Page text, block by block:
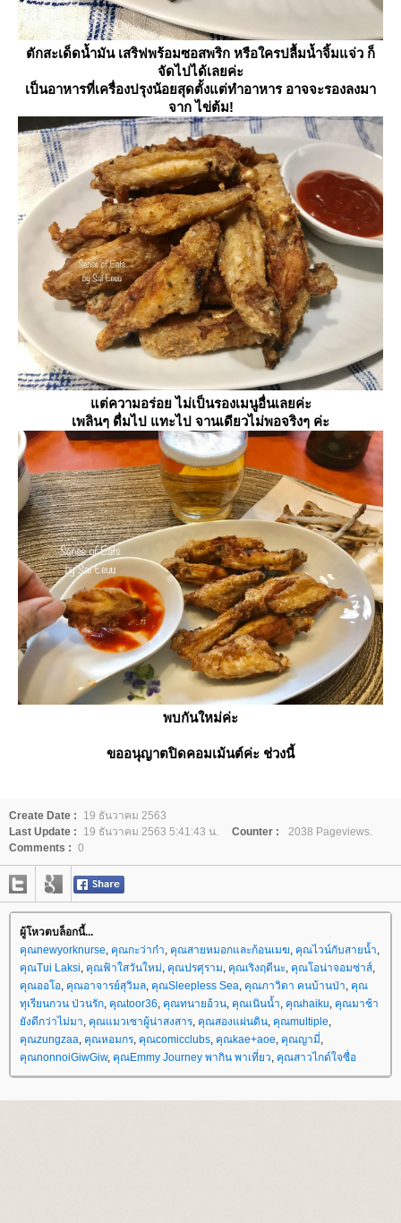
ตักสะเด็ดน้ำมัน เสริฟพร้อมซอสพริก หรือใครปลื้มน้ำจิ้มแจ่ว ก็
จัดไปได้เลยค่ะ
เป็นอาหารที่เครื่องปรุงน้อยสุดตั้งแต่ทำอาหาร อาจจะรองลงมา
จาก ไข่ต้ม!
ต่ความอร่อย ไม่เป็นรองเมนูอื่นเลยค่ะ
เพลินๆ ดื่มไป แทะไป จานเดียวไม่พอจริงๆ ค่ะ
พบกันใหม่ค่ะ
ขออนุญาตปิดคอมเม้นต์ค่ะ ช่วงนี้
Create Date :
19 ธันวาคม 2563
Last Update :
19 ธันวาคม 2563 5:41:43 น. Counter :
2038 Pageviews.
Comments : 0
ผู้โหวตบล็อกนี้...
คุณnewyorknurse, คุณกะว่าก๋า, คุณสายหมอกและก้อนเมฆ, คุณไวน์กับสายน้ำ,
คุณTui Laksi, คุณฟ้าใสวันใหม่, คุณปรศุราม, คุณเริงฤดีนะ, คุณโอน่าจอมซ่าส์,
คุณออโอ, คุณอาจารย์สุวิมล, คุณSleepless Sea, คุณภาวิดา คนบ้านป่า, คุณ
ทุเรียนกวน ป่วนรัก, คุณtoor36, คุณทนายอ้วน, คุณเนินน้ำ, คุณhaiku, คุณมาช้า
ังดีกว่าไม่มา, คุณแมวเซาผู้น่าสงสาร, คุณสองแผ่นดิน, คุณmultiple,
คุณzungzaa, คุณหอมกร, คุณcomicclubs, คุณkae+aoe, คุณญามี่,
คุณnonnoiGiwGiw, คุณEmmy Journey พากิน พาเที่ยว, คุณสาวไกด์ใจซื่อ